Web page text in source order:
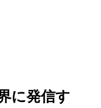
に発信す